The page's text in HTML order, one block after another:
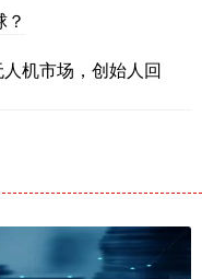
机市场，创始人回